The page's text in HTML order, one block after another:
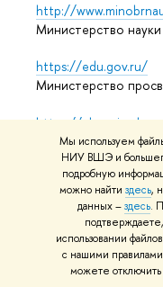
Мы используем
НИУ ВШЭ и большего
подробную
можно найти здесь,
данных –здесь.
использовании
с нашими
можете
http://
Министерство
https://edu.gov.ru/
Министерство
https://
Массовые
© НИУ ВШЭ 1993–2026
использования
Карта сайта